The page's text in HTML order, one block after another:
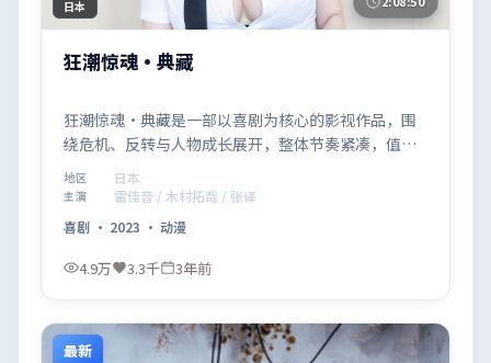
日本
狂潮惊魂·典藏
狂潮惊魂·典藏是一部以喜剧为核心的影视作品，围
绕危机、反转与人物成长展开，整体节奏紧凑，值得
推荐观看。
地区 日本
主演
雷佳音 / 木村拓哉 / 张译
喜剧 · 2023 · 动漫
4.9万 3.3千 3年前
最新